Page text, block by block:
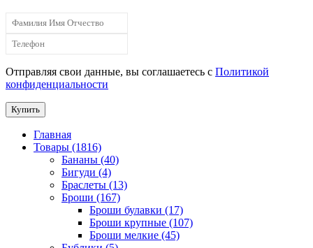
Отправляя свои данные, вы соглашаетесь с Политикой
конфиденциальности
Купить
Главная
Товары (1816)
Бананы (40)
Бигуди (4)
Браслеты (13)
Броши (167)
Броши булавки (17)
Броши крупные (107)
Броши мелкие (45)